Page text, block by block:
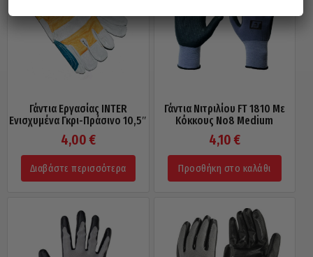
Γάντια Εργασίας INTER
Ενισχυμένα Γκρι-Πράσινο 10,5″
4,00 €
Διαβάστε περισσότερα
Γάντια Νιτριλίου FT 1810 Με
Κόκκους Νo8 Medium
4,10 €
Προσθήκη στο καλάθι